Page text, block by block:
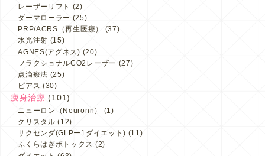
レーザーリフト (2)
ダーマローラー (25)
PRP/ACRS（再生医療）
(37)
水光注射 (15)
AGNES(アグネス) (20)
フラクショナルCO2レーザー (27)
点滴療法 (25)
ピアス (30)
痩身治療 (101)
ニューロン（Neuronn）
(1)
クリスタル (12)
サクセンダ(GLPー1ダイエット) (11)
ふくらはぎボトックス (2)